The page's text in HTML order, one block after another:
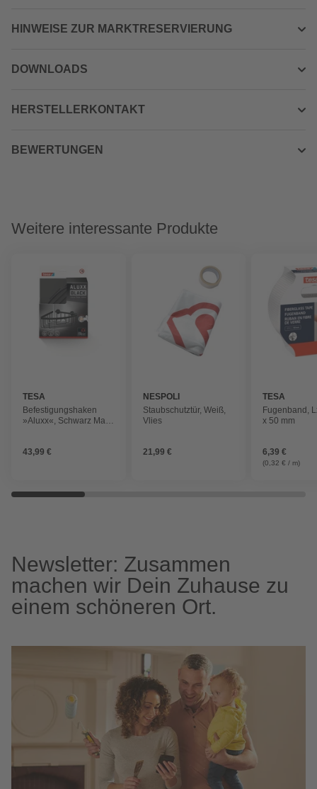
HINWEISE ZUR MARKTRESERVIERUNG
DOWNLOADS
HERSTELLERKONTAKT
BEWERTUNGEN
Weitere interessante Produkte
TESA
Befestigungshaken
»Aluxx«, Schwarz Matt,
43,99 €
NESPOLI
Staubschutztür, Weiß,
Vlies
21,99 €
TESA
Fugenband,
x 50 mm
6,39 €
(0,32 € / m)
Newsletter: Zusammen
machen wir Dein Zuhause zu
einem schöneren Ort.